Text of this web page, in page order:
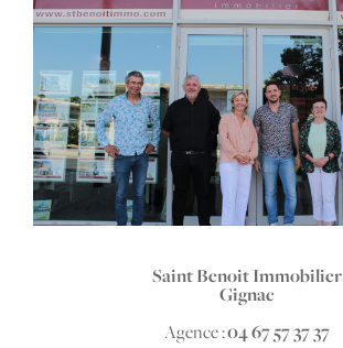
Saint Benoit Immobilier
Gignac
Agence :04 67 57 37 37
Budget
Budget
Surface
Surface
Pièces
Pièces